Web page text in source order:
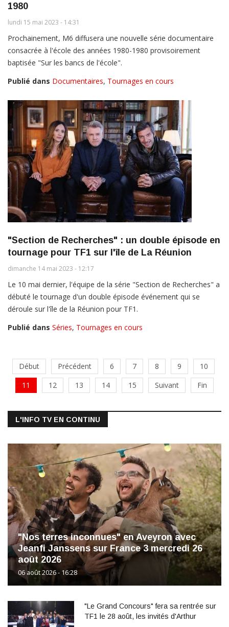
1980
lundi 15 mai 2023 - 14:31
Prochainement, M6 diffusera une nouvelle série documentaire
consacrée à l'école des années 1980-1980 provisoirement
baptisée "Sur les bancs de l'école".
Publié dans Documentaires, Tournages en cours
"Section de Recherches" : un double épisode en
tournage pour TF1 sur l'île de La Réunion
dimanche 14 mai 2023 - 12:17
Le 10 mai dernier, l'équipe de la série "Section de Recherches" a
débuté le tournage d'un double épisode événement qui se
déroule sur l'île de la Réunion pour TF1.
Publié dans Séries, Tournages en cours
Début Précédent 6 7 8 9
10
11
12 13 14 15 Suivant Fin
L'INFO TV EN CONTINU
"Nos terres inconnues" en Aveyron avec
Jeanfi Janssens sur France 3 mercredi 26
août 2026
06 août 2026 - 16:28
"Le Grand Concours" fera sa rentrée sur
TF1 le 28 août, les invités d'Arthur